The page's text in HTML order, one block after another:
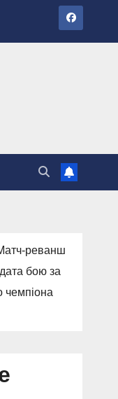
реванш
бою за
чемпіона